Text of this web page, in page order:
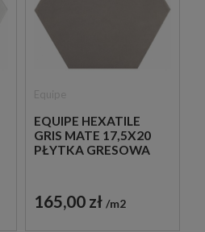
EQUIPE HEXATILE
GRIS MATE 17,5X20
PŁYTKA GRESOWA
165,00 zł m2